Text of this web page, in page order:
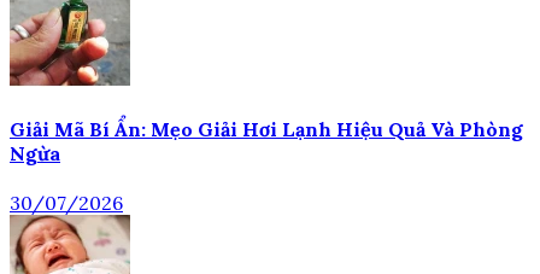
Giải Mã Bí Ẩn: Mẹo Giải Hơi Lạnh Hiệu Quả Và Phòng
Ngừa
30/07/2026